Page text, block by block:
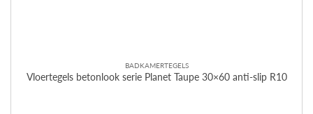
BADKAMERTEGELS
Vloertegels betonlook serie Planet Taupe 30×60 anti-slip R10